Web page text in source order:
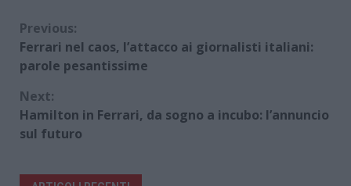
Continue
Reading
Previous:
Ferrari nel caos, l’attacco ai giornalisti italiani:
parole pesantissime
Next:
Hamilton in Ferrari, da sogno a incubo: l’annuncio
sul futuro